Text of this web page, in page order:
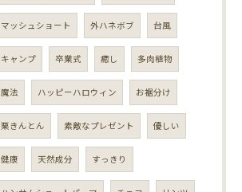
マッシュショート 外ハネボブ 台風
キャンプ 卒業式 癒し 多肉植物
魔法 ハッピーハロウィン お裾分け
栗きんとん 素敵なプレゼント 優しい
健康 天然成分 すっきり